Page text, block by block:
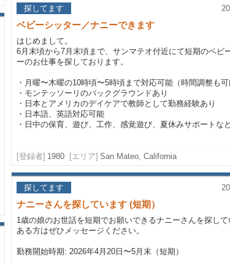
探してます
ベビーシッター／ナニーできます
はじめまして。
6月末頃から7月末頃まで、サンマテオ付近にて短期のベビ
ーのお仕事を探しております。
・月曜〜木曜の10時頃〜5時頃まで対応可能（時間調整も可
・モンテッソーリのバックグラウンドあり
・日本とアメリカのデイケアで教師として勤務経験あり
・日本語、英語対応可能
・日中の保育、遊び、工作、感覚遊び、夏休みサポートな
[登録者] 1980 [エリア] San Mateo, California
探してます
ナニーさんを探しています (短期）
1歳の娘のお世話を短期でお願いできるナニーさんを探し
ある方はぜひメッセージください。
勤務開始時期: 2026年4月20日〜5月末（短期）